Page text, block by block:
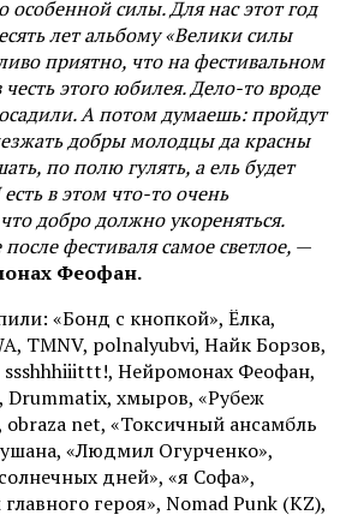
силы. Для нас этот год
лет альбому «Велики силы
приятно, что на фестивальном
этого юбилея. Дело-то вроде
А потом думаешь: пройдут
добры молодцы да красны
по полю гулять, а ель будет
в этом что-то очень
добро должно укореняться.
фестиваля самое светлое, —
Феофан.
«Бонд с кнопкой», Ёлка,
TMNV, polnalyubvi, Найк Борзов,
ssshhhiiittt!, Нейромонах Феофан,
Drummatix, хмыров, «Рубеж
net, «Токсичный ансамбль
«Людмил Огурченко»,
дней», «я Софа»,
героя», Nomad Punk (KZ),